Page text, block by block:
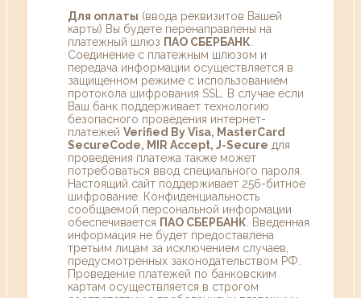
Для оплаты (ввода реквизитов Вашей
карты) Вы будете перенаправлены на
платежный шлюз ПАО СБЕРБАНК.
Соединение с платежным шлюзом и
передача информации осуществляется в
защищенном режиме с использованием
протокола шифрования SSL. В случае если
Ваш банк поддерживает технологию
безопасного проведения интернет-
платежей Verified By Visa, MasterCard
SecureCode, MIR Accept, J-Secure для
проведения платежа также может
потребоваться ввод специального пароля.
Настоящий сайт поддерживает 256-битное
шифрование. Конфиденциальность
сообщаемой персональной информации
обеспечивается ПАО СБЕРБАНК. Введенная
информация не будет предоставлена
третьим лицам за исключением случаев,
предусмотренных законодательством РФ.
Проведение платежей по банковским
картам осуществляется в строгом